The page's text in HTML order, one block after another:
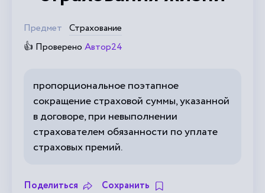
Предмет Страхование
👍 Проверено Автор24
пропорциональное поэтапное
сокращение страховой суммы, указанной
в договоре, при невыполнении
страхователем обязанности по уплате
страховых премий.
Поделиться Сохранить